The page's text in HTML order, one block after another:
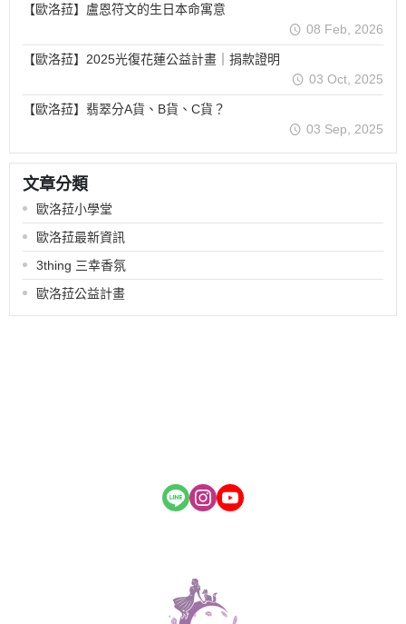
【歐洛菈】盧恩符文的生日本命寓意
08 Feb, 2026
【歐洛菈】2025光復花蓮公益計畫｜捐款證明
03 Oct, 2025
【歐洛菈】翡翠分A貨、B貨、C貨？
03 Sep, 2025
文章分類
歐洛菈小學堂
歐洛菈最新資訊
3thing 三幸香氛
歐洛菈公益計畫